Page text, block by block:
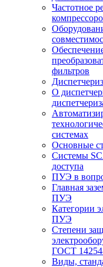
Частотное
фильтров
О
системах
Основные
Системы
доступа
ПУЭ в
Главная
ПУЭ
Категории
ПУЭ
Степени
ГОСТ
Виды,